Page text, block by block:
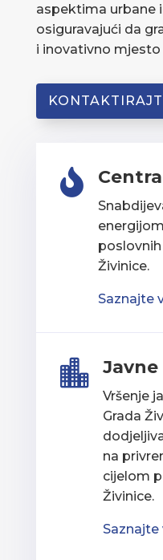
aspektima urbane
osiguravajući da
i inovativno mjesto

Živinice.
Saznajte

Vršenje
Grada
na
cijelom
Živinice.
Saznajte